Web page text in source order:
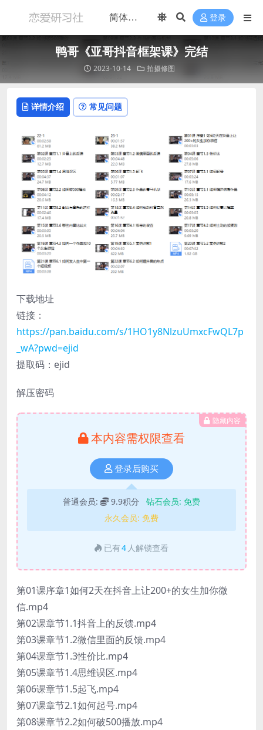
登录
鸭哥《亚哥抖音框架课》完结
2023-10-14 拍摄修图
详情介绍 常见问题
下载地址
链接：
https://pan.baidu.com/s/1HO1y8NlzuUmxcFwQL7p
_wA?pwd=ejid
提取码：ejid
解压密码
隐藏内容
本内容需权限查看
登录后购买
普通会员: 9.9积分 钻石会员: 免费
永久会员: 免费
已有4 人解锁查看
第01课序章1如何2天在抖音上让200+的女生加你微
信.mp4
第02课章节1.1抖音上的反馈.mp4
第03课章节1.2微信里面的反馈.mp4
第04课章节1.3性价比.mp4
第05课章节1.4思维误区.mp4
第06课章节1.5起飞.mp4
第07课章节2.1如何起号.mp4
第08课章节2.2如何破500播放.mp4